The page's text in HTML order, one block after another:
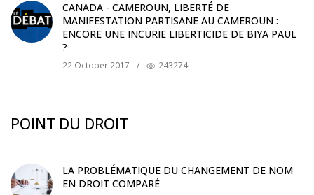
CANADA - CAMEROUN, LIBERTÉ DE
MANIFESTATION PARTISANE AU CAMEROUN :
ENCORE UNE INCURIE LIBERTICIDE DE BIYA PAUL
?
22 October 2017 / 243274
POINT DU DROIT
LA PROBLÉMATIQUE DU CHANGEMENT DE NOM
EN DROIT COMPARÉ